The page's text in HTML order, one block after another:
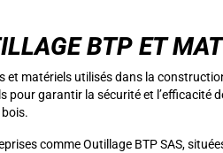
BTP ET
et matériels utilisés dans la
pour garantir la sécurité et l’efficacité
comme Outillage BTP SAS,